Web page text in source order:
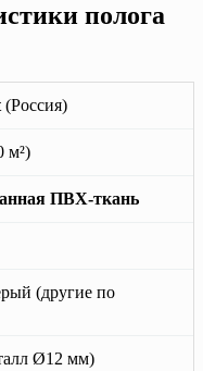
полога
(Россия)
м²)
ПВХ-ткань
(другие по
Ø12 мм)